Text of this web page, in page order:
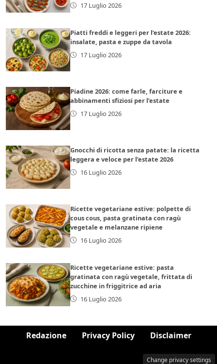
17 Luglio 2026
Piatti freddi e leggeri per l’estate 2026:
insalate, pasta e zuppe da tavola
17 Luglio 2026
Piadine 2026: come farle, farciture e
abbinamenti sfiziosi per l’estate
17 Luglio 2026
Gnocchi di ricotta senza patate: la ricetta
leggera e veloce per l’estate 2026
16 Luglio 2026
Ricette vegetariane estive: polpette di
cous cous, pasta gratinata con ragù
vegetale e melanzane ripiene
16 Luglio 2026
Ricette vegetariane estive: pasta
gratinata con ragù vegetale, frittata di
zucchine in friggitrice ad aria
16 Luglio 2026
Redazione Privacy Policy Disclaimer
Change privacy settings